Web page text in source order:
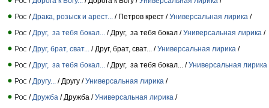
/ Драка, розыск и арест... / Петров крест /Универсальная лирика /
/ Друг, за тебя бокал... / Друг, за тебя бокал /Универсальная лирика /
/ Друг, брат, сват... / Друг, брат, сват... /Универсальная лирика /
/ Друг, за тебя бокал... / Друг, за тебя бокал... /Универсальная лирика
/ Другу... / Другу /Универсальная лирика /
/ Дружба / Дружба /Универсальная лирика /